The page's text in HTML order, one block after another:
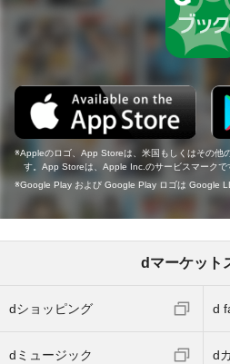
Appleのロゴ、App Storeは、米国もしくはその他
す。App Storeは、Apple Inc.のサービスマークで
Google Play および Google Play ロゴは Google
dマーケット
dショッピング d
dミュージック d